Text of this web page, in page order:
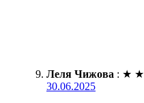
Леля Чижова : ★ ★
30.06.2025